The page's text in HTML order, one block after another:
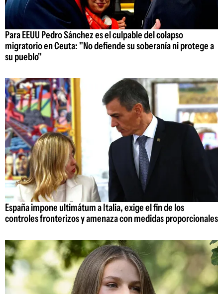
Para EEUU Pedro Sánchez es el culpable del colapso
migratorio en Ceuta: "No defiende su soberanía ni protege a
su pueblo"
España impone ultimátum a Italia, exige el fin de los
controles fronterizos y amenaza con medidas proporcionales